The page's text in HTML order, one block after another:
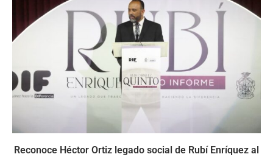
Reconoce Héctor Ortiz legado social de Rubí Enríquez al